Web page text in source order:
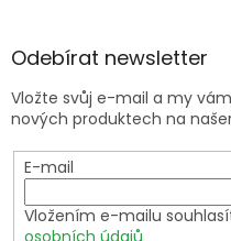
Odebírat newsletter
Vložte svůj e-mail a my
nových produktech na
E-mail
Vložením e-mailu
osobních údajů